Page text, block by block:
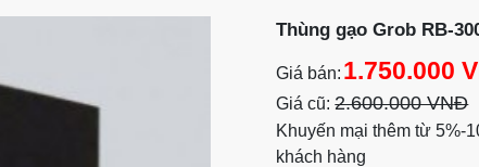
Thùng gạo Grob RB-
Giá bán: 1.750.000
Giá cũ: 2.600.000 VNĐ
Khuyến mại thêm từ 5%-
khách hàng